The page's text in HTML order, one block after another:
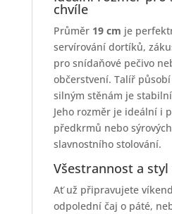
chvíle
Průměr 19 cm je
servírování dortíků,
pro snídaňové pečivo
občerstvení. Talíř
silným stěnám je
Jeho rozměr je ideální i
předkrmů nebo
slavnostního stolování.
Všestrannost a
Ať už připravujete
odpolední čaj o páté,